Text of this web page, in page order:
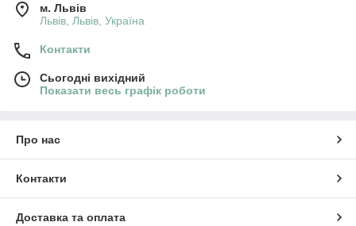
м. Львів
Львів, Львів, Україна
Контакти
Сьогодні вихідний
Показати весь графік роботи
Про нас
Контакти
Доставка та оплата